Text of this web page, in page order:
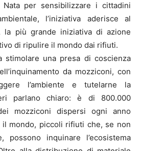
Nata per sensibilizzare i cittadini
l’iniziativa aderisce al
la più grande iniziativa di azione
di ripulire il mondo dai rifiuti.
stimolare una presa di coscienza
da mozziconi, con
l’ambiente e tutelarne la
parlano chiaro: è di 800.000
mozziconi dispersi ogni anno
il mondo, piccoli rifiuti che, se non
possono inquinare l’ecosistema